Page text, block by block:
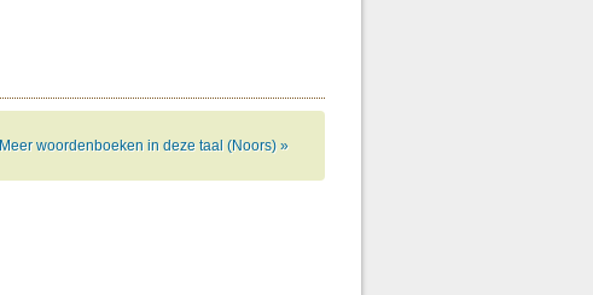
Meer woordenboeken in deze taal (Noors) »